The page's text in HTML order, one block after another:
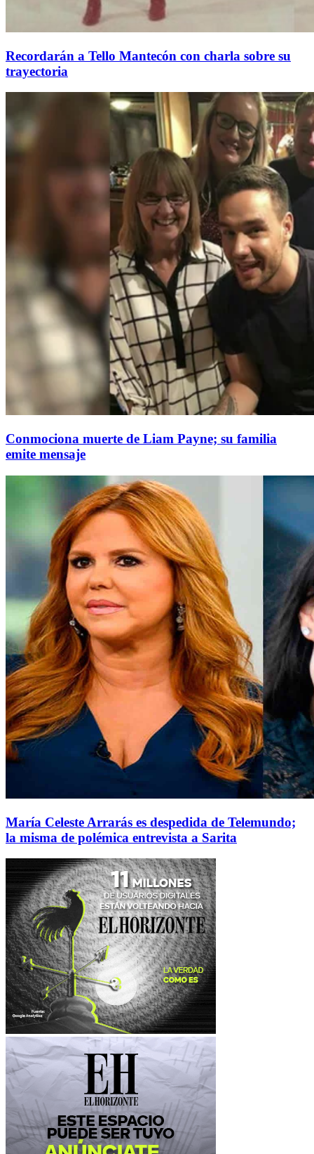
Recordarán a Tello Mantecón con charla sobre su
trayectoria
Conmociona muerte de Liam Payne; su familia
emite mensaje
María Celeste Arrarás es despedida de Telemundo;
la misma de polémica entrevista a Sarita